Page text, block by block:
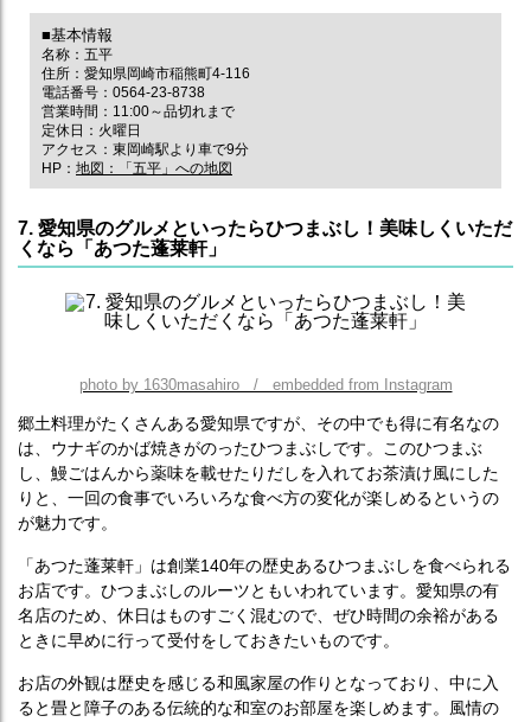
■基本情報
名称：五平
住所：愛知県岡崎市稲熊町4-116
電話番号：0564-23-8738
営業時間：11:00～品切れまで
定休日：火曜日
アクセス：東岡崎駅より車で9分
HP： 地図： 「五平」への地図
7. 愛知県のグルメといったらひつまぶし！美味しくいただ
くなら「あつた蓬莱軒」
photo by 1630masahiro / embedded from Instagram
郷土料理がたくさんある愛知県ですが、その中でも得に有名なの
は、ウナギのかば焼きがのったひつまぶしです。このひつまぶ
し、鰻ごはんから薬味を載せたりだしを入れてお茶漬け風にした
りと、一回の食事でいろいろな食べ方の変化が楽しめるというの
が魅力です。
「あつた蓬莱軒」は創業140年の歴史あるひつまぶしを食べられる
お店です。ひつまぶしのルーツともいわれています。愛知県の有
名店のため、休日はものすごく混むので、ぜひ時間の余裕がある
ときに早めに行って受付をしておきたいものです。
お店の外観は歴史を感じる和風家屋の作りとなっており、中に入
ると畳と障子のある伝統的な和室のお部屋を楽しめます。風情の